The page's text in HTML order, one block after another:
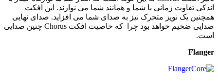
اندکی تفاوت زمانی با شما و همانند شما می نوازند. این افکت
همچنین یک نویز متحرک نیز به صدای شما می افزاید. صدای نهایی
صدایی ضخیم خواهد بود چرا که خاصیت افکت Chorus چنین صدایی
است.
Flanger